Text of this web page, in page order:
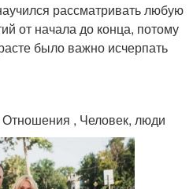
рассматривать любую
от начала до конца, потому
было важно исчерпать
, Человек, люди